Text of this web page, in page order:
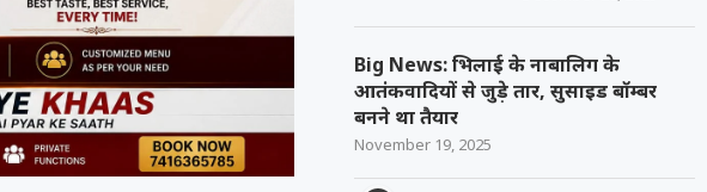
Big News: भिलाई के नाबालिग के
आतंकवादियों से जुड़े तार, सुसाइड बॉम्बर
बनने था तैयार
November 19, 2025